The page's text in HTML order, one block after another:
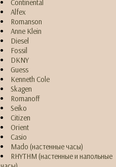
Continental
Alfex
Romanson
Anne Klein
Diesel
Fossil
DKNY
Guess
Kenneth Cole
Skagen
Romanoff
Seiko
Citizen
Orient
Casio
Mado (настенные часы)
RHYTHM (настенные и напольные